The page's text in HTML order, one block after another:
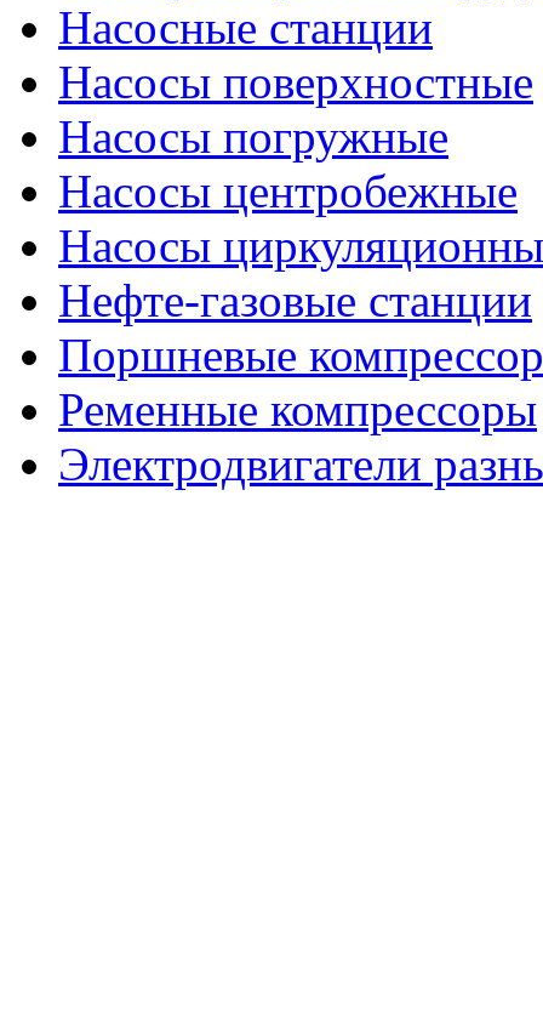
Насосные станции
Насосы поверхностные
Насосы погружные
Насосы центробежные
Насосы
Нефте-газовые станции
Поршневые
Ременные компрессоры
Электродвигатели